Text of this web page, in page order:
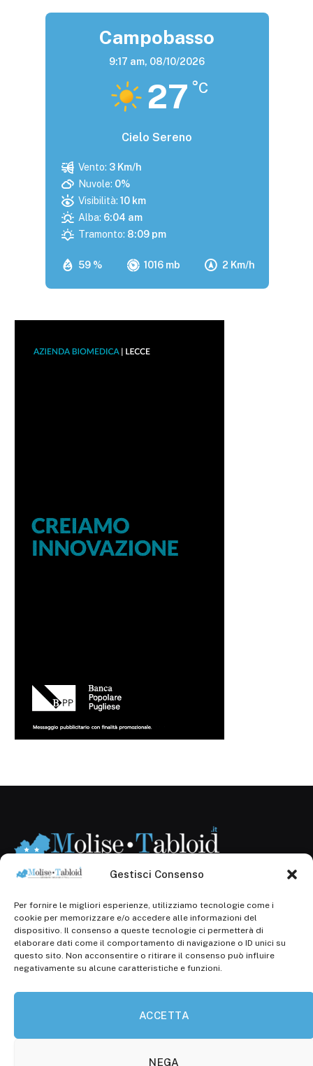
Gestisci Consenso
Per fornire le migliori esperienze, utilizziamo tecnologie come i
cookie per memorizzare e/o accedere alle informazioni del
dispositivo. Il consenso a queste tecnologie ci permetterà di
elaborare dati come il comportamento di navigazione o ID unici su
questo sito. Non acconsentire o ritirare il consenso può influire
negativamente su alcune caratteristiche e funzioni.
ACCETTA
NEGA
Campobasso
9:17 am, 08/10/2026
27 °C
Cielo Sereno
59 % 1016 mb 2 Km/h
Vento: 3 Km/h
Nuvole: 0%
Visibilità: 10 km
Alba: 6:04 am
Tramonto: 8:09 pm
Registr. presso il Tribunale di Campobasso: 3/2013 del
14.11.2013, Cron. 1254
Roc: iscrizione n° 25549 (Prot. 1138/com/15 del
30.04.2015)
P.Iva: 01707150700